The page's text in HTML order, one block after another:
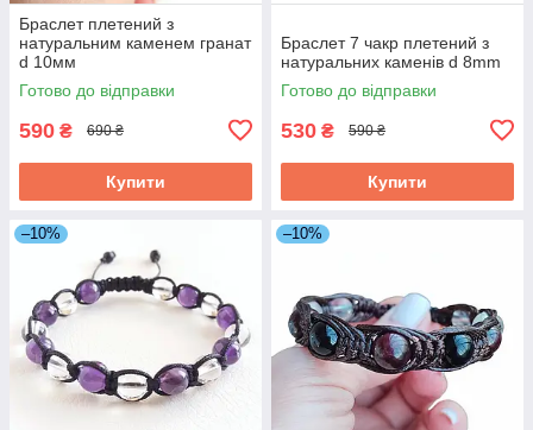
Браслет плетений з
натуральним каменем гранат
d 10мм
Готово до відправки
590 ₴ 690 ₴
Купити
Браслет 7 чакр плетений з
натуральних каменів d 8mm
Готово до відправки
530 ₴ 590 ₴
Купити
–10% –10%